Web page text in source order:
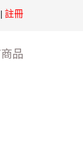
|註冊
品